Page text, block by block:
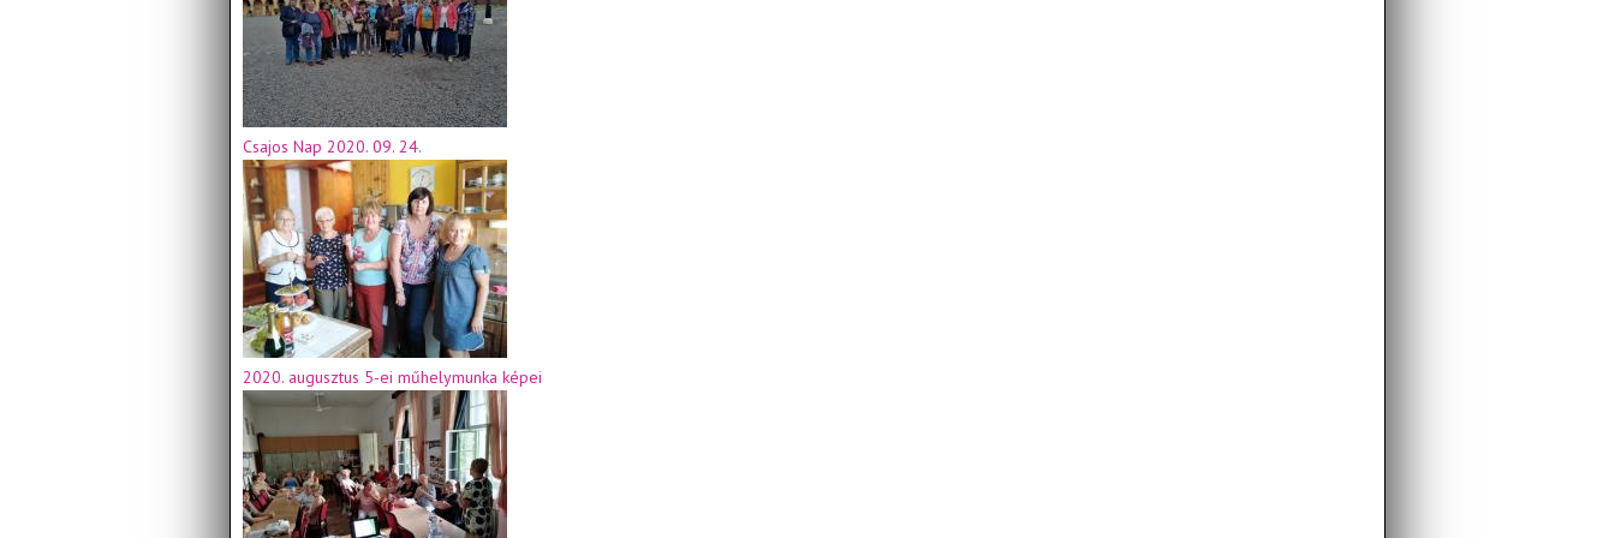
Csajos Nap 2020. 09. 24.
2020. augusztus 5-ei műhelymunka képei